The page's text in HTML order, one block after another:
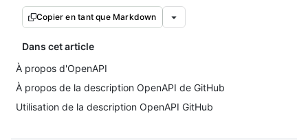
Copier en tant que Markdown
Dans cet article
À propos d'OpenAPI
À propos de la description OpenAPI de GitHub
Utilisation de la description OpenAPI GitHub